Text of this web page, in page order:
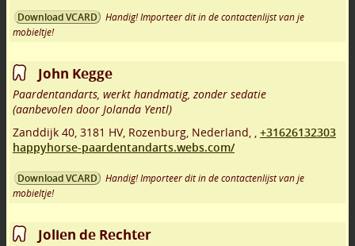
Download VCARD
Handig! Importeer dit in de contactenlijst van je
mobieltje!
John Kegge
Paardentandarts, werkt handmatig, zonder sedatie
(aanbevolen door Jolanda Yentl)
Zanddijk 40 3181 HV, Rozenburg Nederland,
+31626132303
happyhorse-paardentandarts.webs.com/
Download VCARD
Handig! Importeer dit in de contactenlijst van je
mobieltje!
Jolien de Rechter